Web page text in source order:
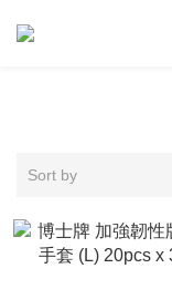
Sort by